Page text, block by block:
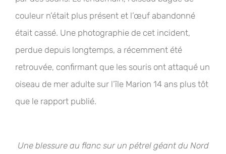
couleur n’était plus présent et l’œuf abandonné
était cassé. Une photographie de cet incident,
perdue depuis longtemps, a récemment été
retrouvée, confirmant que les souris ont attaqué un
oiseau de mer adulte sur l’île Marion 14 ans plus tôt
que le rapport publié.
Une blessure au flanc sur un pétrel géant du Nord